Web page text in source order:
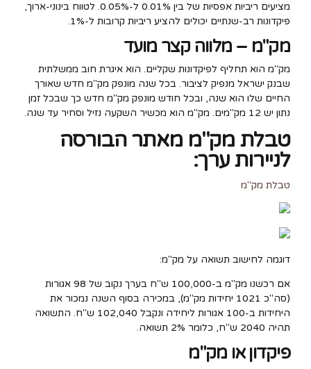
מציעים ריביות אפסיות של בין 0.01% ל-0.05%. לטווח בינוני-ארוך,
פיקדונות רב-שנתיים יכולים להציע ריביות קרובות ל-1%.
מק"מ – מלווה קצר מועד
מק"מ הוא תחליף לפיקדונות שקליים. הוא איגרת חוב ממשלתית
שבנק ישראל מנפיק לציבור. בכל שנה מונפק מק"מ חדש שאורך
החיים שלו הוא שנה, ובכל חודש מונפק מק"מ חדש כך שבכל זמן
נתון יש 12 מק"מים. מק"מ הוא מכשיר השקעה נזיל וסחיר עד שנה.
טבלת מק"מ מאתר הבורסה
לניירות ערך:
טבלת מק"מ
דוגמה לחישוב תשואה על מק"מ:
אם רכשנו מק"מ ב-100,000 ש"ח בערך נקוב של 98 אגורות
(סה"כ 1021 יחידות מק"מ), במכירה בסוף השנה נמכור את
היחידות ב-100 אגורות ליחידה ונקבל 102,040 ש"ח. התשואה
תהיה 2040 ש"ח, כלומר 2% תשואה.
פיקדון או מק"מ